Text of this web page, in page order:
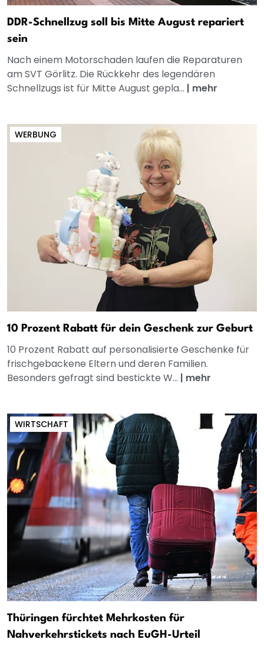
DDR-Schnellzug soll bis Mitte August repariert
sein
Nach einem Motorschaden laufen die Reparaturen
am SVT Görlitz. Die Rückkehr des legendären
Schnellzugs ist für Mitte August gepla... | mehr
WERBUNG
10 Prozent Rabatt für dein Geschenk zur Geburt
10 Prozent Rabatt auf personalisierte Geschenke für
frischgebackene Eltern und deren Familien.
Besonders gefragt sind bestickte W... | mehr
WIRTSCHAFT
Thüringen fürchtet Mehrkosten für
Nahverkehrstickets nach EuGH-Urteil